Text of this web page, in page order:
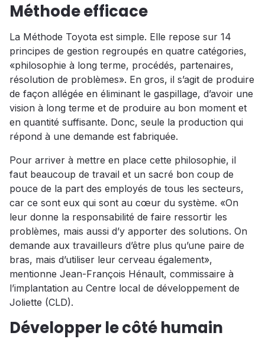
Méthode efficace
La Méthode Toyota est simple. Elle repose sur 14
principes de gestion regroupés en quatre catégories,
«philosophie à long terme, procédés, partenaires,
résolution de problèmes». En gros, il s’agit de produire
de façon allégée en éliminant le gaspillage, d’avoir une
vision à long terme et de produire au bon moment et
en quantité suffisante. Donc, seule la production qui
répond à une demande est fabriquée.
Pour arriver à mettre en place cette philosophie, il
faut beaucoup de travail et un sacré bon coup de
pouce de la part des employés de tous les secteurs,
car ce sont eux qui sont au cœur du système. «On
leur donne la responsabilité de faire ressortir les
problèmes, mais aussi d’y apporter des solutions. On
demande aux travailleurs d’être plus qu’une paire de
bras, mais d’utiliser leur cerveau également»,
mentionne Jean-François Hénault, commissaire à
l’implantation au Centre local de développement de
Joliette (CLD).
Développer le côté humain